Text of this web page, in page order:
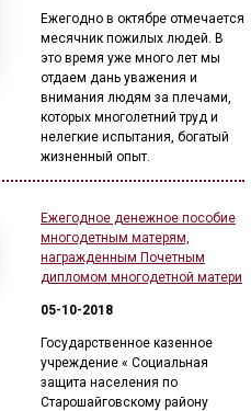
Ежегодно в октябре отмечается
месячник пожилых людей. В
это время уже много лет мы
отдаем дань уважения и
внимания людям за плечами,
которых многолетний труд и
нелегкие испытания, богатый
жизненный опыт.
Ежегодное денежное пособие
многодетным матерям,
награжденным Почетным
дипломом многодетной матери
05-10-2018
Государственное казенное
учреждение « Социальная
защита населения по
Старошайговскому району